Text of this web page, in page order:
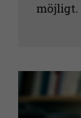
möjligt.